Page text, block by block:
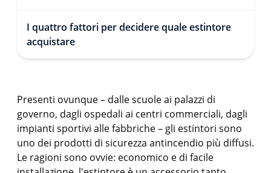
I quattro fattori per decidere quale estintore
acquistare
Presenti ovunque – dalle scuole ai palazzi di
governo, dagli ospedali ai centri commerciali, dagli
impianti sportivi alle fabbriche – gli estintori sono
uno dei prodotti di sicurezza antincendio più diffusi.
Le ragioni sono ovvie: economico e di facile